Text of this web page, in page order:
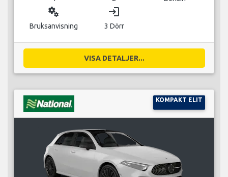
miscellaneous_services
Bruksanvisning
login
3 Dörr
VISA DETALJER...
KOMPAKT ELIT